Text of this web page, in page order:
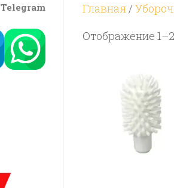
Главная /
Отображение
Telegram